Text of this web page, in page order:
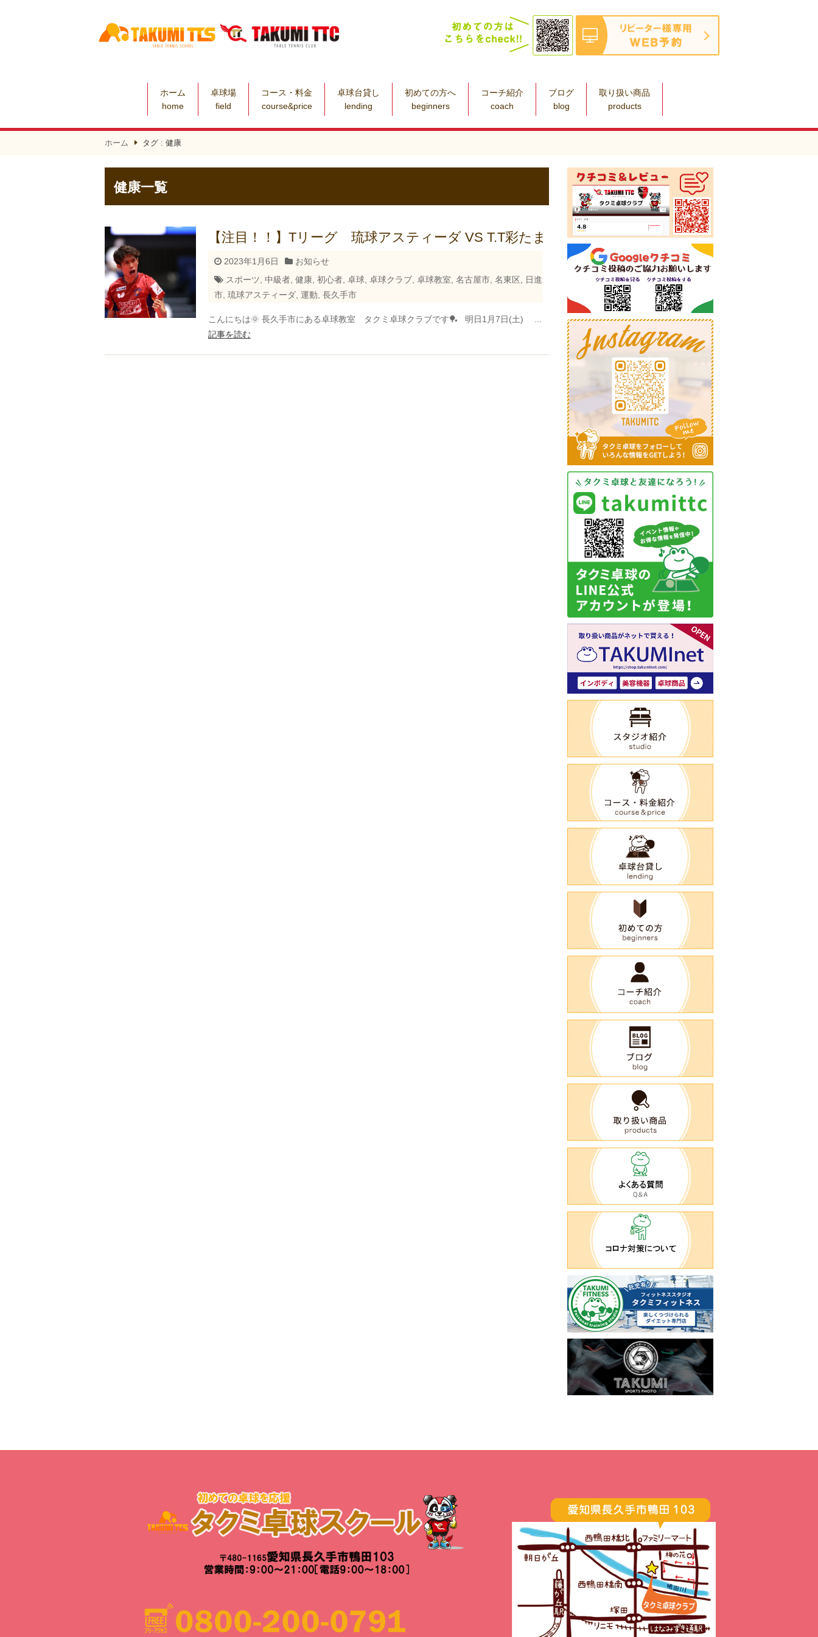
ホーム
home
卓球場
field
コース・料金
course&price
卓球台貸し
lending
初めての方へ
beginners
コーチ紹介
coach
ブログ
blog
取り扱い商品
products
ホーム タグ : 健康
健康一覧
【注目！！】Tリーグ 琉球アスティーダ VS T.T彩たま
2023年1月6日
お知らせ
スポーツ 中級者 健康 初心者 卓球 卓球クラブ 卓球教室 名古屋市 名東区
日進
市 琉球アスティーダ 運動 長久手市
こんにちは🌞 長久手市にある卓球教室 タクミ卓球クラブです🏓 明日1月7日(土) ...
記事を読む